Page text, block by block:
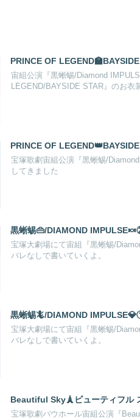
PRINCE OF
宙組公演『黒蜥蜴/Diamond
LEGEND/BAYSIDE STAR』のお衣
PRINCE OF
宝塚歌劇宙組公演『黒蜥蜴/
してきました
黒蜥蜴👜/DIAMOND
宝塚大劇場にて宙組『黒蜥蜴/
バレなしで書いていくよ。
黒蜥蜴🦎/DIAMOND
宝塚大劇場にて宙組『黒蜥蜴/
バレなしで書いていくよ。
Beautiful Sky🗼ビューティフル
宝塚歌劇バウホール宙組公演『